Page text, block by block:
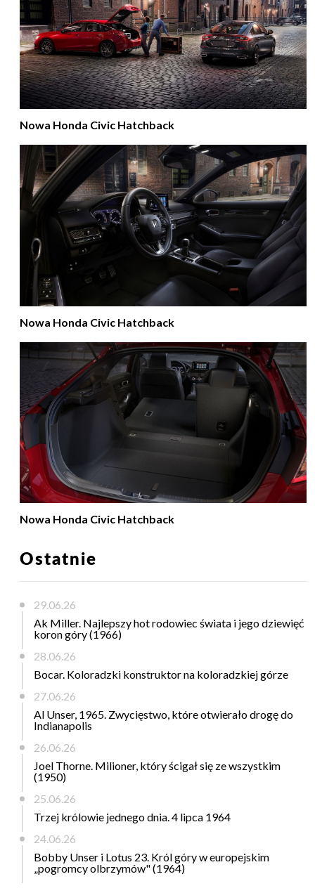
Nowa Honda Civic Hatchback
Nowa Honda Civic Hatchback
Nowa Honda Civic Hatchback
Ostatnie
29.06.26
Ak Miller. Najlepszy hot rodowiec świata i jego dziewięć
koron góry (1966)
28.06.26
Bocar. Koloradzki konstruktor na koloradzkiej górze
27.06.26
Al Unser, 1965. Zwycięstwo, które otwierało drogę do
Indianapolis
26.06.26
Joel Thorne. Milioner, który ścigał się ze wszystkim
(1950)
25.06.26
Trzej królowie jednego dnia. 4 lipca 1964
24.06.26
Bobby Unser i Lotus 23. Król góry w europejskim
„pogromcy olbrzymów" (1964)